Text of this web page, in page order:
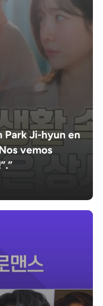
Park Ji-hyun en
vemos